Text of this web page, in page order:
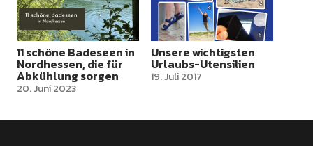
11 schöne Badeseen in
Nordhessen, die für
Abkühlung sorgen
20. Juni 2023
Unsere wichtigsten
Urlaubs-Utensilien
19. Juli 2017